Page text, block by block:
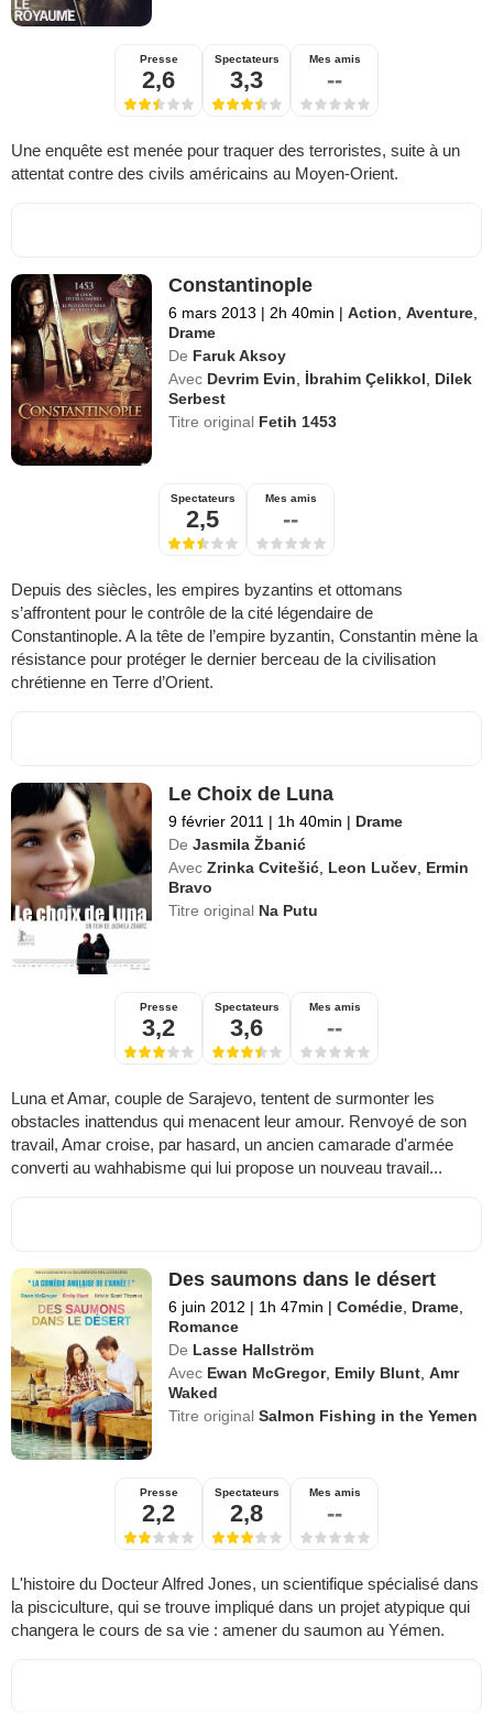
Presse
2,6
Spectateurs
3,3
Mes amis
--
Une enquête est menée pour traquer des terroristes, suite à un
attentat contre des civils américains au Moyen-Orient.
Constantinople
6 mars 2013 | 2h 40min | Action,Aventure,
Drame
De Faruk Aksoy
Avec Devrim Evin, İbrahim Çelikkol, Dilek
Serbest
Titre original Fetih 1453
Spectateurs
2,5
Mes amis
--
Depuis des siècles, les empires byzantins et ottomans
s’affrontent pour le contrôle de la cité légendaire de
Constantinople. A la tête de l’empire byzantin, Constantin mène la
résistance pour protéger le dernier berceau de la civilisation
chrétienne en Terre d’Orient.
Le Choix de Luna
9 février 2011 | 1h 40min | Drame
De Jasmila Žbanić
Avec Zrinka Cvitešić, Leon Lučev, Ermin
Bravo
Titre original Na Putu
Presse
3,2
Spectateurs
3,6
Mes amis
--
Luna et Amar, couple de Sarajevo, tentent de surmonter les
obstacles inattendus qui menacent leur amour. Renvoyé de son
travail, Amar croise, par hasard, un ancien camarade d'armée
converti au wahhabisme qui lui propose un nouveau travail...
Des saumons dans le désert
6 juin 2012 | 1h 47min | Comédie Drame
Romance
De Lasse Hallström
Avec Ewan McGregor, Emily Blunt ,Amr
Waked
Titre originalSalmon Fishing in the Yemen
Presse
2,2
Spectateurs
2,8
Mes amis
--
L'histoire du Docteur Alfred Jones, un scientifique spécialisé dans
la pisciculture, qui se trouve impliqué dans un projet atypique qui
changera le cours de sa vie : amener du saumon au Yémen.